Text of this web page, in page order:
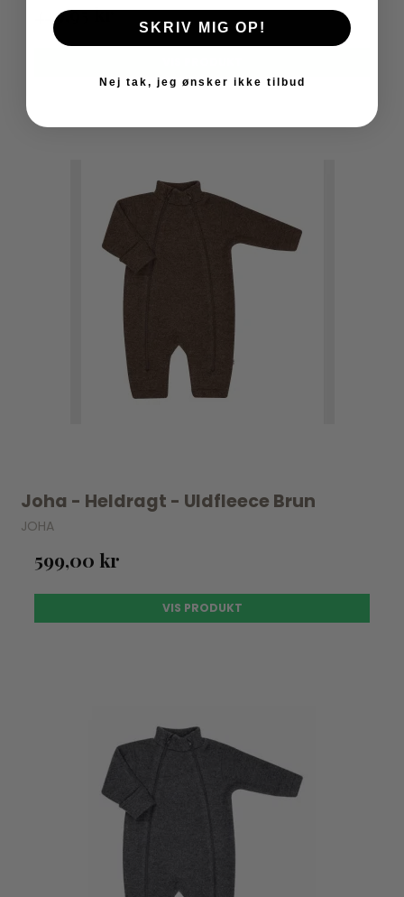
449,95 kr
Joha - Heldragt - Uldfleece Brun
JOHA
599,00 kr
VIS PRODUKT
SKRIV MIG OP!
Nej tak, jeg ønsker ikke tilbud